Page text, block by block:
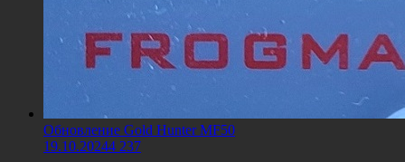
Обновление Gold Hunter MF50
19.10.20244 237